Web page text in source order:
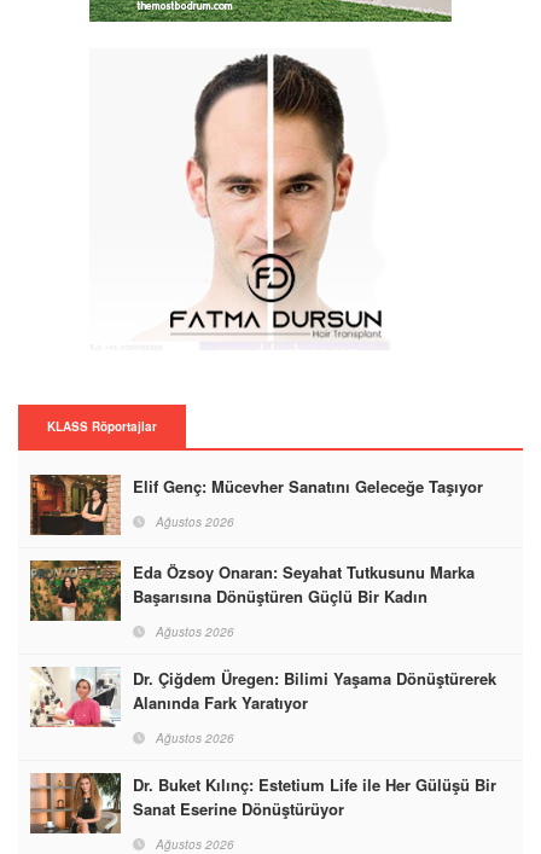
KLASS Röportajlar
Elif Genç: Mücevher Sanatını Geleceğe Taşıyor
Ağustos 2026
Eda Özsoy Onaran: Seyahat Tutkusunu Marka
Başarısına Dönüştüren Güçlü Bir Kadın
Ağustos 2026
Dr. Çiğdem Üregen: Bilimi Yaşama Dönüştürerek
Alanında Fark Yaratıyor
Ağustos 2026
Dr. Buket Kılınç: Estetium Life ile Her Gülüşü Bir
Sanat Eserine Dönüştürüyor
Ağustos 2026